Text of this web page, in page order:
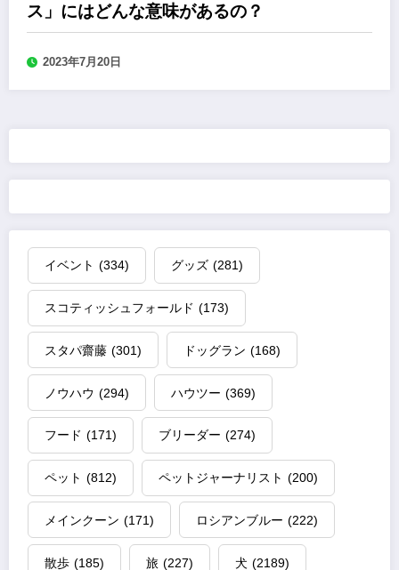
ス」にはどんな意味があるの？
2023年7月20日
イベント (334) グッズ (281)
スコティッシュフォールド (173)
スタパ齋藤 (301) ドッグラン (168)
ノウハウ (294) ハウツー (369)
フード (171) ブリーダー (274)
ペット (812) ペットジャーナリスト (200)
メインクーン (171) ロシアンブルー (222)
散歩 (185) 旅 (227) 犬 (2189)